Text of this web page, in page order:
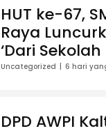
HUT ke-67,
Raya
‘Dari
13 Guru
Uncategorized 6 hari
DPD AWPI